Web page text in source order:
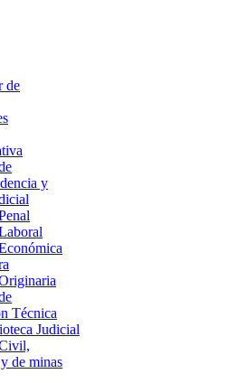
de
y
Técnica
Judicial
de minas